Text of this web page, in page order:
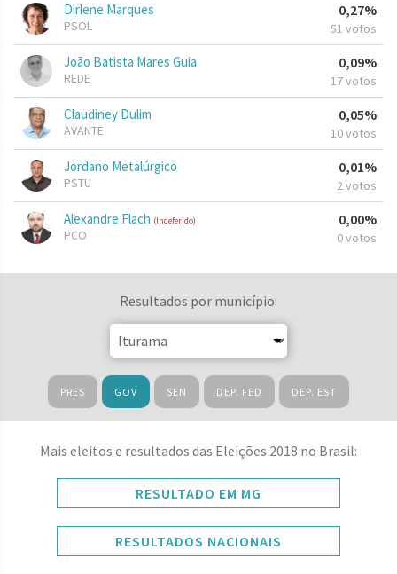
Dirlene Marques
PSOL
0,27%
51 votos
João Batista Mares Guia
REDE
0,09%
17 votos
Claudiney Dulim
AVANTE
0,05%
10 votos
Jordano Metalúrgico
PSTU
0,01%
2 votos
Alexandre Flach (Indeferido)
PCO
0,00%
0 votos
Resultados por município:
PRES GOV SEN DEP. FED DEP. EST
Mais eleitos e resultados das Eleições 2018 no Brasil:
RESULTADO EM MG
RESULTADOS NACIONAIS